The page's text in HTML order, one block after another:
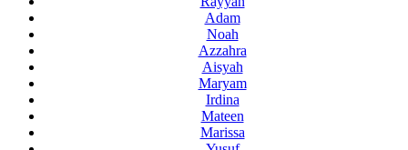
Adam
Noah
Azzahra
Aisyah
Maryam
Irdina
Mateen
Marissa